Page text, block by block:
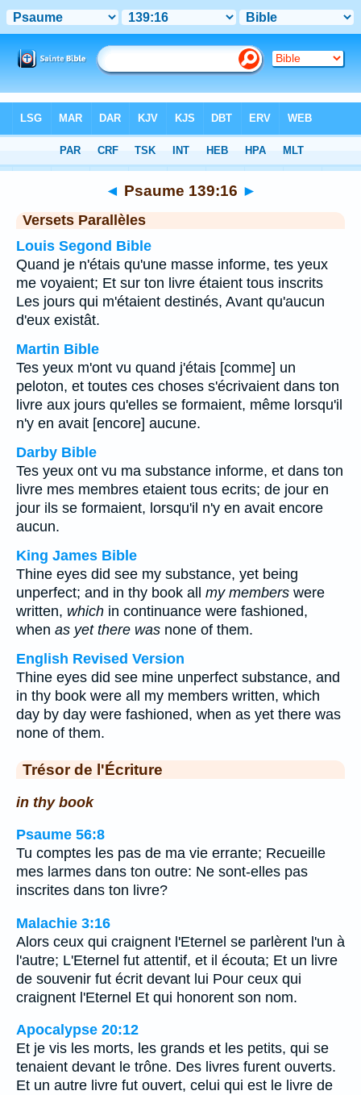
Chapitre 139 > Verset 16
◄ Psaume 139:16 ►
Versets Parallèles
Louis Segond Bible
Quand je n'étais qu'une masse informe, tes yeux
me voyaient; Et sur ton livre étaient tous inscrits
Les jours qui m'étaient destinés, Avant qu'aucun
d'eux existât.
Martin Bible
Tes yeux m'ont vu quand j'étais [comme] un
peloton, et toutes ces choses s'écrivaient dans ton
livre aux jours qu'elles se formaient, même lorsqu'il
n'y en avait [encore] aucune.
Darby Bible
Tes yeux ont vu ma substance informe, et dans ton
livre mes membres etaient tous ecrits; de jour en
jour ils se formaient, lorsqu'il n'y en avait encore
aucun.
King James Bible
Thine eyes did see my substance, yet being
unperfect; and in thy book all my members were
written, which in continuance were fashioned,
when as yet there was none of them.
English Revised Version
Thine eyes did see mine unperfect substance, and
in thy book were all my members written, which
day by day were fashioned, when as yet there was
none of them.
Trésor de l'Écriture
in thy book
Psaume 56:8
Tu comptes les pas de ma vie errante; Recueille
mes larmes dans ton outre: Ne sont-elles pas
inscrites dans ton livre?
Malachie 3:16
Alors ceux qui craignent l'Eternel se parlèrent l'un à
l'autre; L'Eternel fut attentif, et il écouta; Et un livre
de souvenir fut écrit devant lui Pour ceux qui
craignent l'Eternel Et qui honorent son nom.
Apocalypse 20:12
Et je vis les morts, les grands et les petits, qui se
tenaient devant le trône. Des livres furent ouverts.
Et un autre livre fut ouvert, celui qui est le livre de